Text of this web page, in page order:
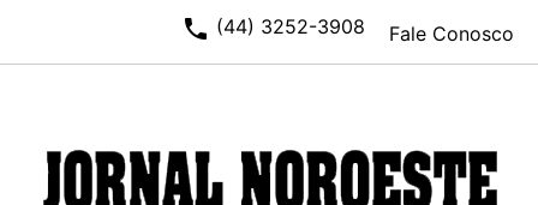
Fale Conosco
phone (44) 3252-3908